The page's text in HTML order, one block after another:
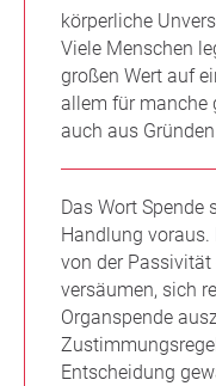
körperliche
Viele Menschen
großen Wert auf
allem für manche
auch aus
Das Wort Spende
Handlung voraus.
von der Passivität
versäumen, sich
Organspende
Entscheidung